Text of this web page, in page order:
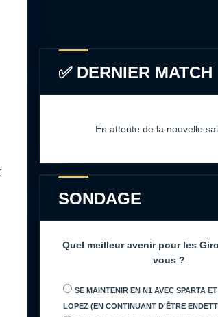
✅ DERNIER MATCH
En attente de la nouvelle
SONDAGE
Quel meilleur avenir pour les
vous ?
SE MAINTENIR EN N1 AVEC SPARTA
LOPEZ (EN CONTINUANT D'ÊTRE